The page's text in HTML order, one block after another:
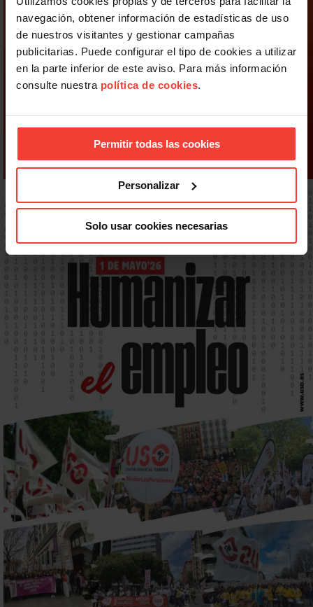
navegación, obtener información de estadísticas de uso
de nuestros visitantes y gestionar campañas
publicitarias. Puede configurar el tipo de cookies a utilizar
en la parte inferior de este aviso. Para más información
consulte nuestra política de cookies.
Permitir todas las cookies
Personalizar
Solo usar cookies necesarias